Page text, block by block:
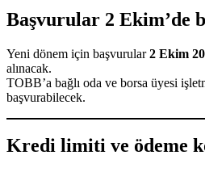
Başvurular 2 Ekim’de
Yeni dönem için başvurular2 Ekim
alınacak.
TOBB’a bağlı oda ve borsa üyesi
başvurabilecek.
Kredi limiti ve ödeme